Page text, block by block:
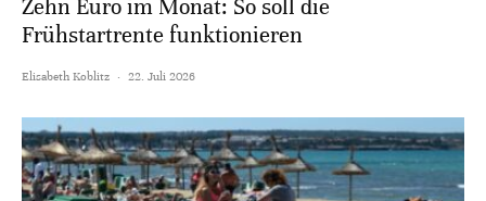
Zehn Euro im Monat: So soll die
Frühstartrente funktionieren
Elisabeth Koblitz · 22. Juli 2026